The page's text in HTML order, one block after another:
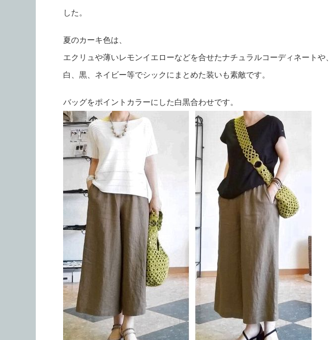
した。
夏のカーキ色は、
エクリュや薄いレモンイエローなどを合せたナチュラルコーディネートや、
白、黒、ネイビー等でシックにまとめた装いも素敵です。
バッグをポイントカラーにした白黒合わせです。